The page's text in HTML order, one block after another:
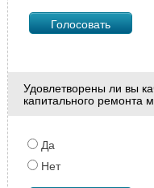
Удовлетворены ли вы
капитального ремонта
Да
Нет